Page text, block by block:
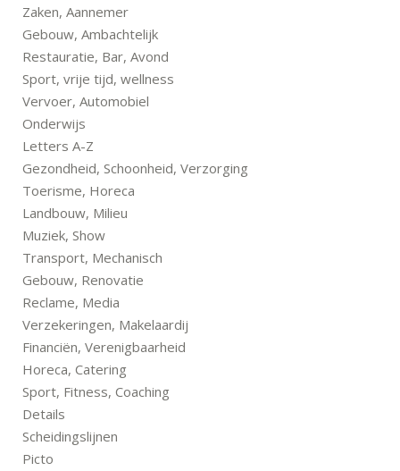
Zaken, Aannemer
Gebouw, Ambachtelijk
Restauratie, Bar, Avond
Sport, vrije tijd, wellness
Vervoer, Automobiel
Onderwijs
Letters A-Z
Gezondheid, Schoonheid, Verzorging
Toerisme, Horeca
Landbouw, Milieu
Muziek, Show
Transport, Mechanisch
Gebouw, Renovatie
Reclame, Media
Verzekeringen, Makelaardij
Financiën, Verenigbaarheid
Horeca, Catering
Sport, Fitness, Coaching
Details
Scheidingslijnen
Picto